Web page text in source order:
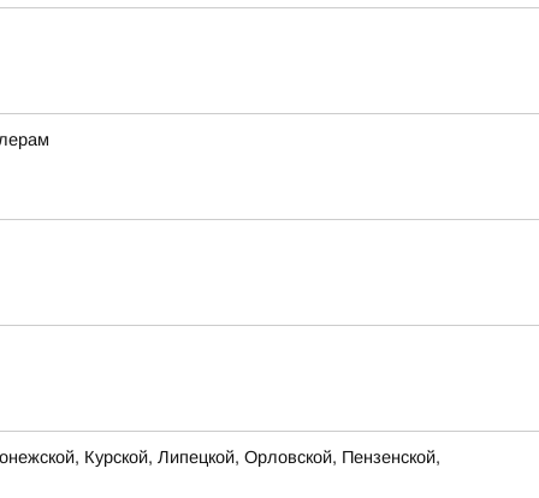
Курской, Липецкой, Орловской, Пензенской,